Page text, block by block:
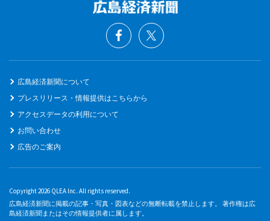
広島経済新聞について
プレスリリース・情報提供はこちらから
アクセスデータの利用について
お問い合わせ
広告のご案内
Copyright 2026 QLEA Inc. All rights reserved.
広島経済新聞に掲載の記事・写真・図表などの無断転載を禁止します。 著作権は広
島経済新聞またはその情報提供者に属します。